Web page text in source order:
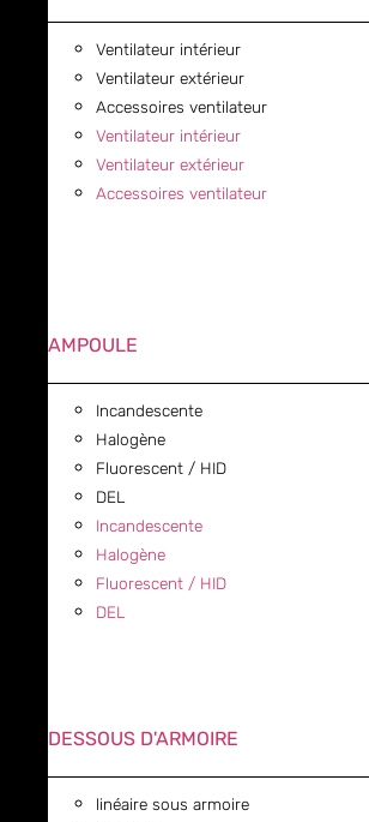
Ventilateur intérieur
Ventilateur extérieur
Accessoires ventilateur
Ventilateur intérieur
Ventilateur extérieur
Accessoires ventilateur
AMPOULE
Incandescente
Halogène
Fluorescent / HID
DEL
Incandescente
Halogène
Fluorescent / HID
DEL
DESSOUS D'ARMOIRE
linéaire sous armoire